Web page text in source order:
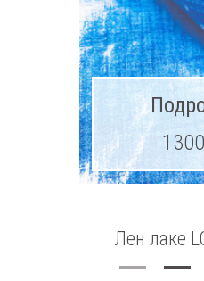
Лен лаке